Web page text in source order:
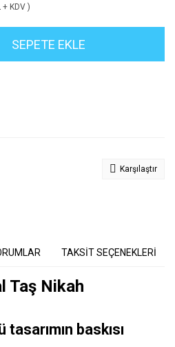
KDV )
SEPETE EKLE
Karşılaştır
TAKSİT SEÇENEKLERİ
Taş Nikah
baskısı